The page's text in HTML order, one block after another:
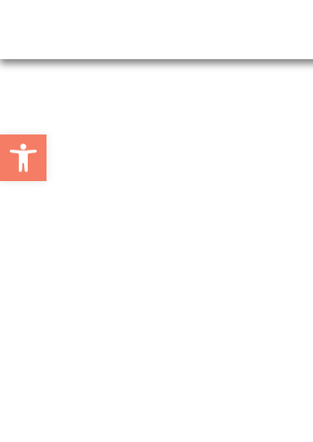
Ouvrir la barre d’outils